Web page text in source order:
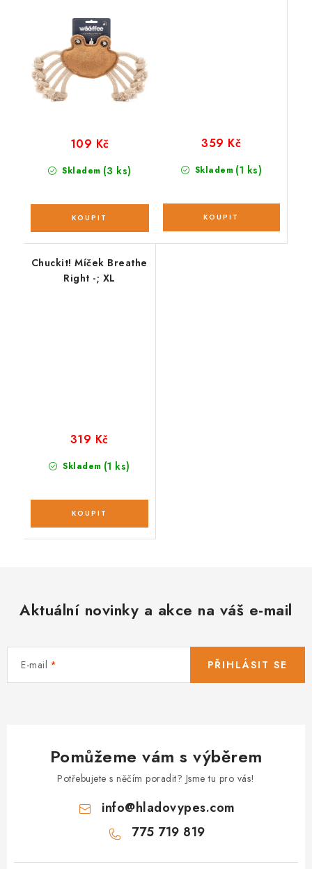
Skladem (3 ks)
109 Kč
Skladem (1 ks)
359 Kč
Chuckit! Míček Breathe
Right -; XL
Skladem (1 ks)
319 Kč
Aktuální novinky a akce na váš e-mail
E-mail PŘIHLÁSIT SE
Pomůžeme vám s výběrem
Potřebujete s něčím poradit? Jsme tu pro vás!
info@hladovypes.com
775 719 819